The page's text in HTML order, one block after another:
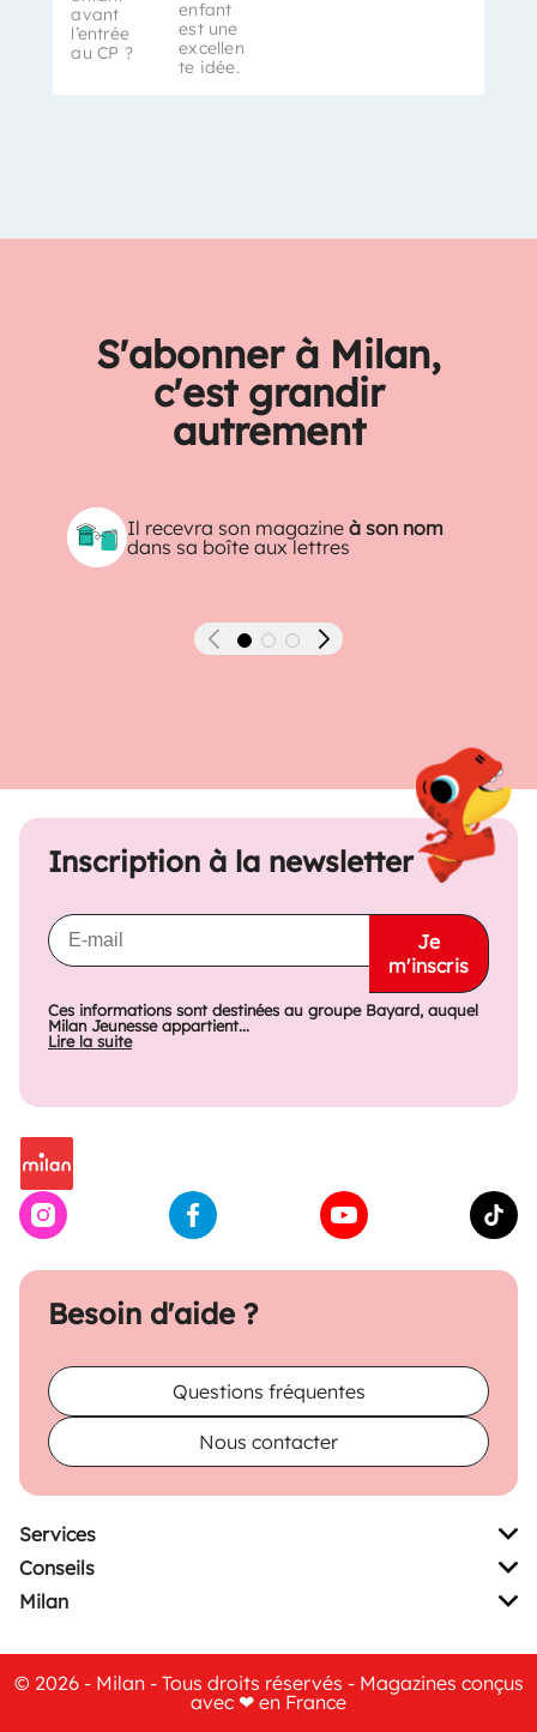
avant
l’entrée
au CP ?
enfant
est une
excellen
te idée.
S'abonner à Milan,
c'est grandir
autrement
Il recevra son magazineà son nom
dans sa boîte aux lettres
Précédent Suivant
Besoin d'aide ?
Questions fréquentes
Nous contacter
Inscription à la newsletter
Je
m'inscris
Ces informations sont destinées au groupe Bayard, auquel
Milan Jeunesse appartient...
Lire la suite
Services
Conseils
Milan
© 2026 - Milan - Tous droits réservés - Magazines conçus
avec ❤ en France